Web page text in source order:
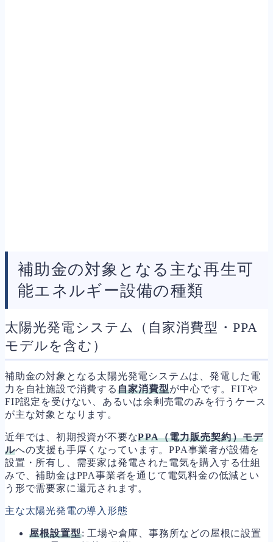
補助金の対象となる主な再生可
能エネルギー設備の種類
太陽光発電システム（自家消費型・PPA
モデルを含む）
補助金の対象となる太陽光発電システムは、発電した電
力を自社施設で消費する自家消費型が中心です。FITや
FIP認定を受けない、あるいは余剰売電のみを行うケース
が主な対象となります。
近年では、初期投資が不要なPPA（電力販売契約）モデ
ルへの支援も手厚くなっています。PPA事業者が設備を
設置・所有し、需要家は発電された電気を購入する仕組
みで、補助金はPPA事業者を通じて電気料金の低減とい
う形で需要家に還元されます。
主な太陽光発電の導入形態
屋根設置型: 工場や倉庫、事務所などの屋根に設置